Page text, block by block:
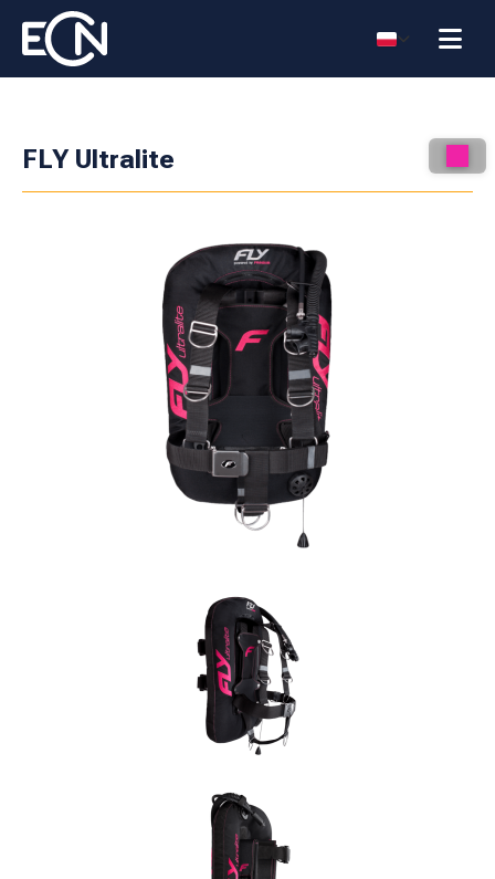
FLY Ultralite